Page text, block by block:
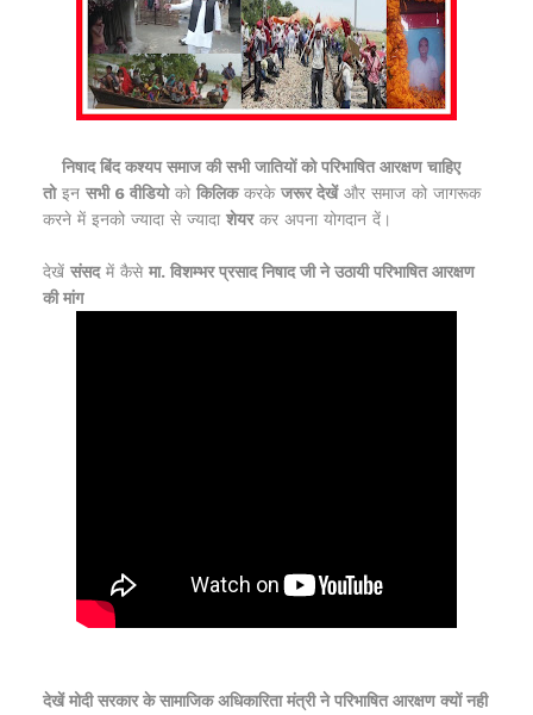
निषाद बिंद कश्यप समाज की सभी जातियों को परिभाषित आरक्षण चाहिए
तोइन सभी 6 वीडियोको किलिककरके जरूर देखेंऔर समाज को जागरूक
करने में इनको ज्यादा से ज्यादा शेयरकर अपना योगदान दें।
देखें संसदमें कैसे मा. विशम्भर प्रसाद निषाद जी ने उठायी परिभाषित आरक्षण
की मांग
देखें मोदी सरकार के सामाजिक अधिकारिता मंत्री ने परिभाषित आरक्षण क्यों नही